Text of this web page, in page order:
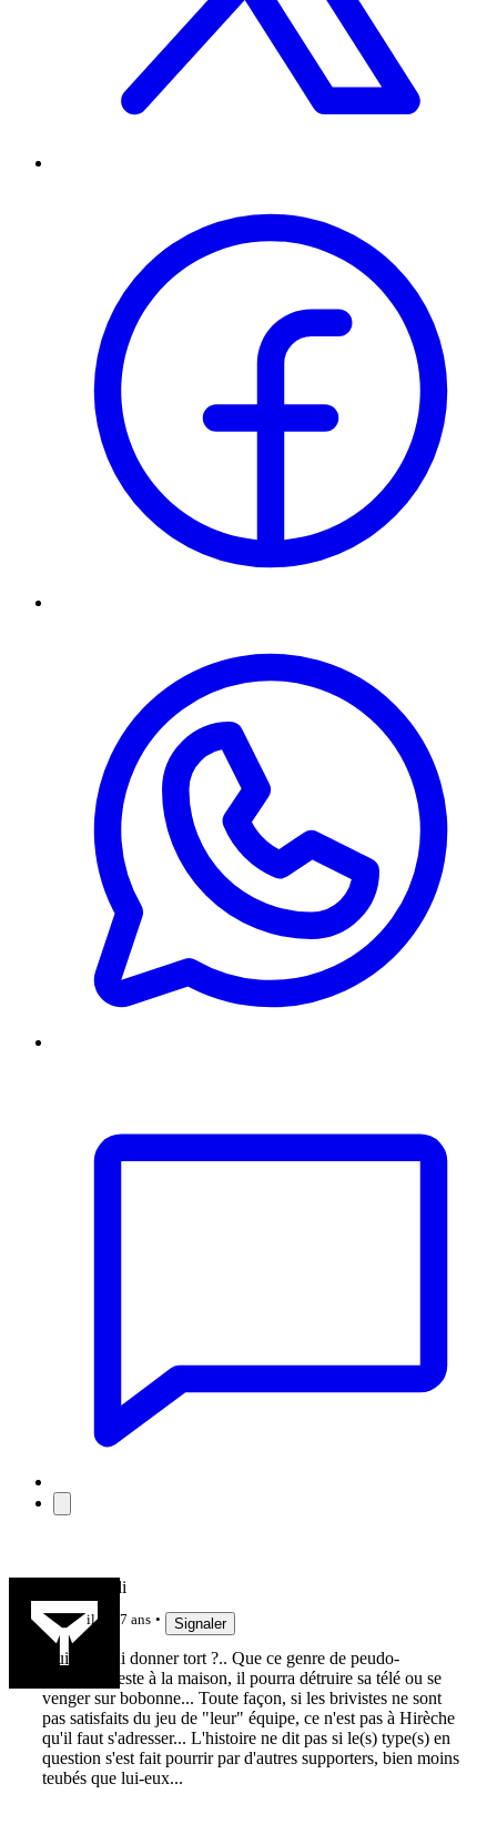
ginobigoudi
il y a 7 ans Signaler
Qui peut lui donner tort ?.. Que ce genre de peudo-
supporter reste à la maison, il pourra détruire sa télé ou se
venger sur bobonne... Toute façon, si les brivistes ne sont
pas satisfaits du jeu de "leur" équipe, ce n'est pas à Hirèche
qu'il faut s'adresser... L'histoire ne dit pas si le(s) type(s) en
question s'est fait pourrir par d'autres supporters, bien moins
teubés que lui-eux...